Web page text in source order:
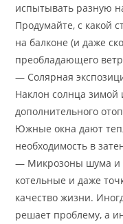
испытывать разную
Продумайте, с какой
на балконе (и даже
преобладающего
— Солярная
Наклон солнца зимой
дополнительного
Южные окна дают
необходимость в
— Микрозоны шума и
котельные и даже
качество жизни.
решает проблему, а